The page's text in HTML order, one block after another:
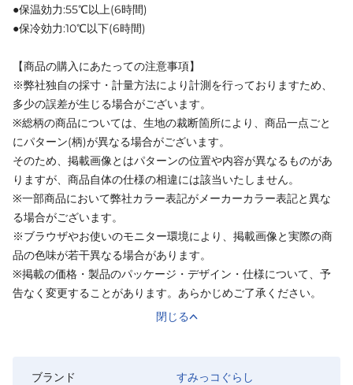
●保温効力:55℃以上(6時間)
●保冷効力:10℃以下(6時間)
【商品の購入にあたっての注意事項】
※弊社独自の採寸・計量方法により計測を行っておりますため、
多少の誤差が生じる場合がございます。
※総柄の商品については、生地の裁断箇所により、商品一点ごと
にパターン(柄)が異なる場合がございます。
そのため、掲載画像とはパターンの位置や内容が異なるものがあ
りますが、商品自体の仕様の相違には該当いたしません。
※一部商品において弊社カラー表記がメーカーカラー表記と異な
る場合がございます。
※ブラウザやお使いのモニター環境により、掲載画像と実際の商
品の色味が若干異なる場合があります。
※掲載の価格・製品のパッケージ・デザイン・仕様について、予
告なく変更することがあります。あらかじめご了承ください。
閉じる
ブランド
すみっコぐらし